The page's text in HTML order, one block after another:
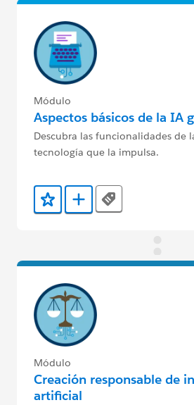
Módulo
Aspectos básicos de la IA
Descubra las funcionalidades de
tecnología que la impulsa.
Agregar a favoritos
Agregar a Trailmix
Tags
Módulo
Creación responsable de
artificial